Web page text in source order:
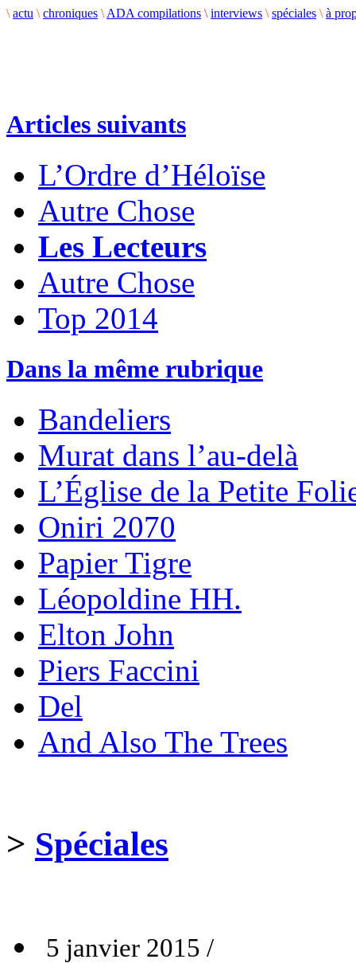
\ actu \ chroniques \ ADA compilations \ interviews \ spéciales \ à
Articles suivants
L’Ordre d’Héloïse
Autre Chose
Les Lecteurs
Autre Chose
Top 2014
Dans la même rubrique
Bandeliers
Murat dans l’au-delà
L’Église de la Petite
Oniri 2070
Papier Tigre
Léopoldine HH.
Elton John
Piers Faccini
Del
And Also The Trees
> Spéciales
5 janvier 2015 /